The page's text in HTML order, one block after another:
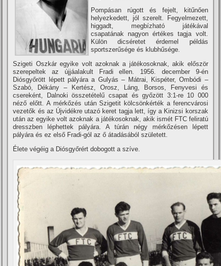
Pompásan rúgott és fejelt, kitűnően
helyezkedett, jól szerelt. Fegyelmezett,
higgadt, megbí­zható játékával
csapatának nagyon értékes tagja volt.
Külön dicséretet érdemel példás
sportszerűsége és klubhűsége.
Szigeti Oszkár egyike volt azoknak a játékosoknak, akik először
szerepeltek az újjáalakult Fradi ellen. 1956. december 9-én
Diósgyőrött lépett pályára a Gulyás – Mátrai, Kispéter, Ombódi –
Szabó, Dékány – Kertész, Orosz, Láng, Borsos, Fenyvesi és
csereként, Dalnoki összetételű csapat és győzött 3:1-re 10 000
néző előtt. A mérkőzés után Szigetit kölcsönkérték a ferencvárosi
vezetők és az Újvidékre utazó keret tagja lett, í­gy a Kinizsi korszak
után az egyike volt azoknak a játékosoknak, akik ismét FTC feliratú
dresszben léphettek pályára. A túrán négy mérkőzésen lépett
pályára és ez első Fradi-gól az ő átadásából született.
Élete végéig a Diósgyőrért dobogott a szí­ve.